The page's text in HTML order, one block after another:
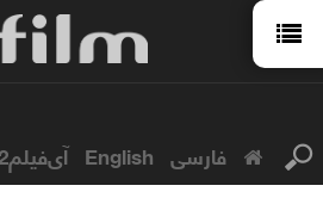
فارسی English آی‌فیلم2